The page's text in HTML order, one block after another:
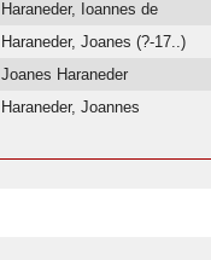
Haraneder, Ioannes de
Haraneder, Joanes (?-17..)
Joanes Haraneder
Haraneder, Joannes